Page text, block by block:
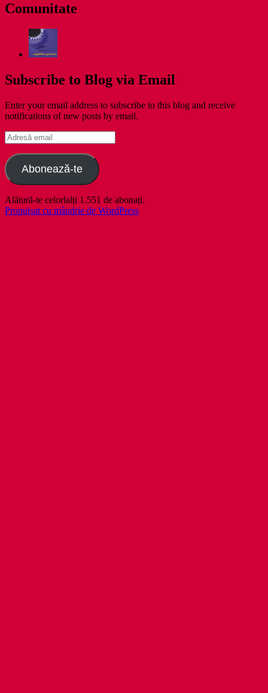
Comunitate
Subscribe to Blog via Email
Enter your email address to subscribe to this blog and receive
notifications of new posts by email.
Adresă
email
Abonează-te
Alătură-te celorlalți 1.551 de abonați.
Propulsat cu mândrie de WordPress